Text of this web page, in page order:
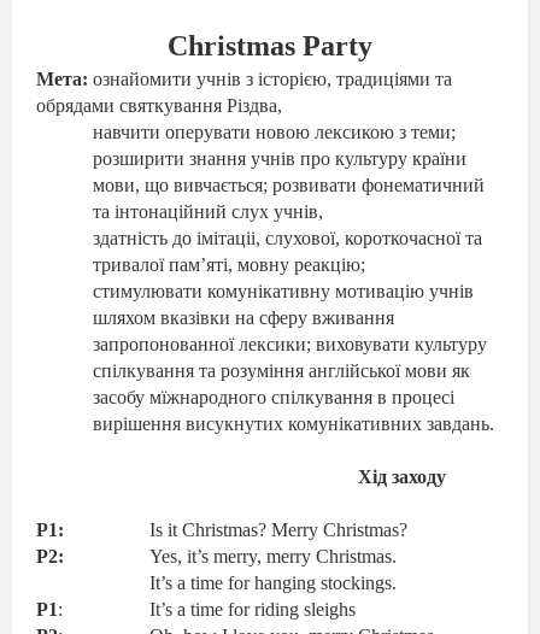
Christmas Party
Мета: ознайомити учнів з історією, традиціями та
обрядами святкування Різдва,
навчити оперувати новою лексикою з теми;
розширити знання учнів про культуру країни
мови, що вивчається; розвивати фонематичний
та інтонаційний слух учнів,
здатність до імітаціі, слухової, короткочасної та
тривалої пам’яті, мовну реакцію;
стимулювати комунікативну мотивацію учнів
шляхом вказівки на сферу вживання
запропонованної лексики; виховувати культуру
спілкування та розуміння англійської мови як
засобу мїжнародного спілкування в процесі
вирішення висукнутих комунікативних завдань.
Хід заходу
P1:
Is it Christmas? Merry Christmas?
P2:
Yes, it’s merry, merry Christmas.
It’s a time for hanging stockings.
P1:
It’s a time for riding sleighs